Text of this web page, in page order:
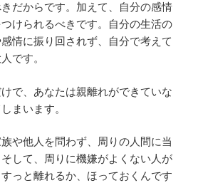
だからです。加えて、自分の感情
けられるべきです。自分の生活の
情に振り回されず、自分で考えて
です。
で、あなたは親離れができていな
まいます。
や他人を問わず、周りの人間に当
して、周りに機嫌がよくない人が
っと離れるか、ほっておくんです